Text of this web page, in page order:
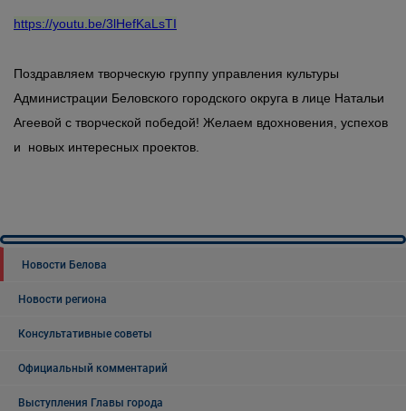
https://youtu.be/3lHefKaLsTI
Поздравляем творческую группу управления культуры
Администрации Беловского городского округа в лице Натальи
Агеевой с творческой победой! Желаем вдохновения, успехов
и новых интересных проектов.
Новости Белова
Новости региона
Консультативные советы
Официальный комментарий
Выступления Главы города